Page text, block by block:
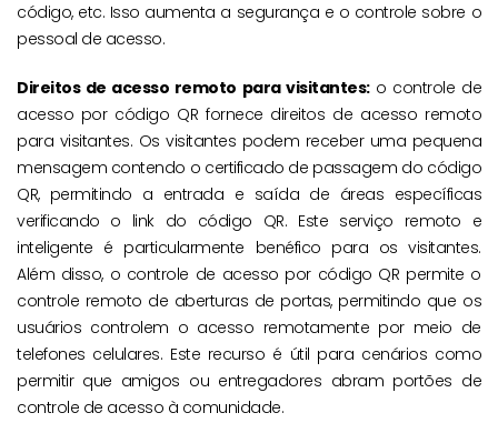
código, etc. Isso aumenta a segurança e o controle sobre o
pessoal de acesso.
Direitos de acesso remoto para visitantes:o controle de
acesso por código QR fornece direitos de acesso remoto
para visitantes. Os visitantes podem receber uma pequena
mensagem contendo o certificado de passagem do código
QR, permitindo a entrada e saída de áreas específicas
verificando o link do código QR. Este serviço remoto e
inteligente é particularmente benéfico para os visitantes.
Além disso, o controle de acesso por código QR permite o
controle remoto de aberturas de portas, permitindo que os
usuários controlem o acesso remotamente por meio de
telefones celulares. Este recurso é útil para cenários como
permitir que amigos ou entregadores abram portões de
controle de acesso à comunidade.